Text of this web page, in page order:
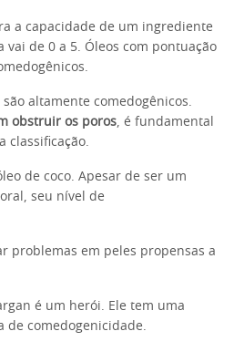
a capacidade de um ingrediente
vai de 0 a 5. Óleos com pontuação
altamente comedogênicos.
obstruir os poros, é fundamental
classificação.
de coco. Apesar de ser um
seu nível de
problemas em peles propensas a
é um herói. Ele tem uma
de comedogenicidade.